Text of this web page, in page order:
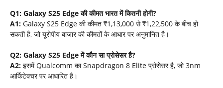
Q1: Galaxy S25 Edgeकी कीमत भारत में कितनी होगी?
A1: Galaxy S25 Edge की कीमत ₹1,13,000 से ₹1,22,500 के बीच हो
सकती है, जो यूरोपीय बाजार की कीमतों के आधार पर अनुमानित है।
Q2: Galaxy S25 Edgeमें कौन सा प्रोसेसर है?
A2: इसमें Qualcomm का Snapdragon 8 Elite प्रोसेसर है, जो 3nm
आर्किटेक्चर पर आधारित है।